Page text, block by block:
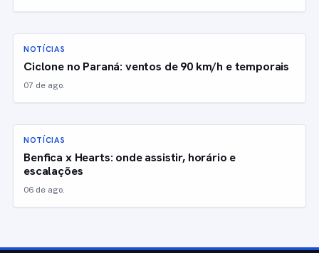
NOTÍCIAS
Ciclone no Paraná: ventos de 90 km/h e temporais
07 de ago.
NOTÍCIAS
Benfica x Hearts: onde assistir, horário e
escalações
06 de ago.